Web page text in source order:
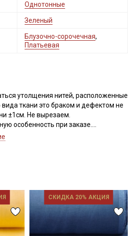
Однотонные
Зеленый
Блузочно-сорочечная,
Платьевая
утолщения нитей, расположенные
ткани это браком и дефектом не
±1см. Не вырезаем.
особенность при заказе.
не просвечивает; усадка до 6%.
женская и детская одежда.
замочить в воде комнатной
без отжима повесить стекать;
разогретым до максимально
максимальная температура стирки
СКИДКА 20% АКЦИЯ